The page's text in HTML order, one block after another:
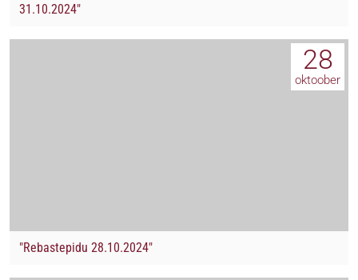
31.10.2024"
28
oktoober
"Rebastepidu 28.10.2024"